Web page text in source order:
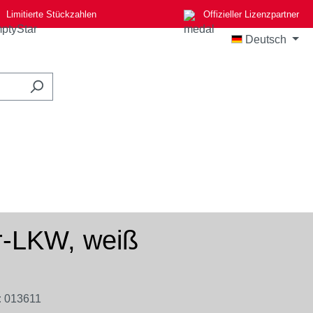
Limitierte Stückzahlen Offizieller Lizenzpartner
Deutsch
LKW, weiß
013611